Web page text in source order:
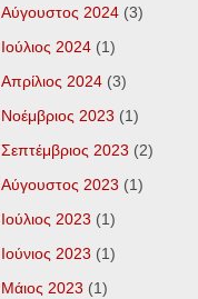
Αύγουστος 2024 (3)
Ιούλιος 2024 (1)
Απρίλιος 2024 (3)
Νοέμβριος 2023 (1)
Σεπτέμβριος 2023 (2)
Αύγουστος 2023 (1)
Ιούλιος 2023 (1)
Ιούνιος 2023 (1)
Μάιος 2023 (1)